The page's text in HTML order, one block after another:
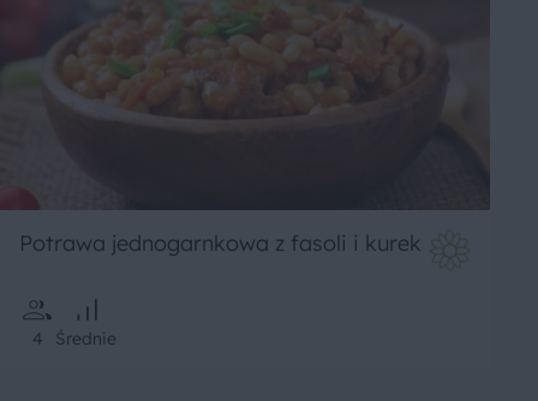
Potrawa jednogarnkowa z fasoli i kurek
4 Średnie